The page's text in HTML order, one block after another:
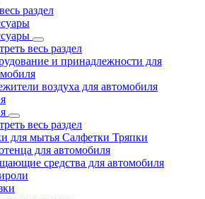
раздел
весь раздел
и принадлежности для
воздуха для автомобиля
весь раздел
для мытья Салфетки Тряпки
для автомобиля
средства для автомобиля